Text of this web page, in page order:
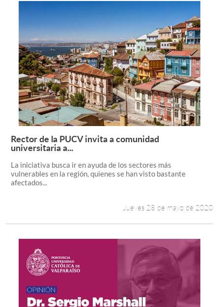
Leer más +
Rector de la PUCV invita a comunidad
universitaria a...
La iniciativa busca ir en ayuda de los sectores más
vulnerables en la región, quienes se han visto bastante
afectados...
Jueves 28 de mayo de 2020